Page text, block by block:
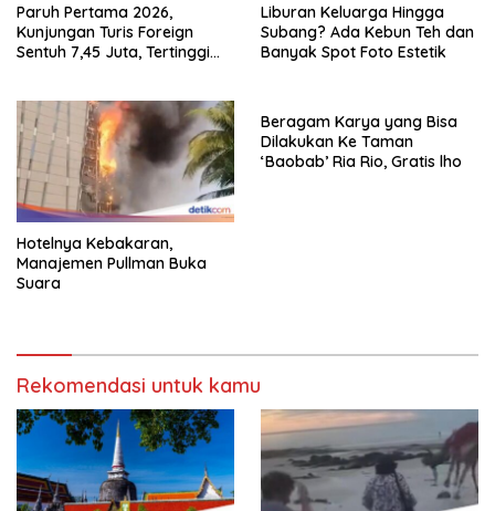
Paruh Pertama 2026,
Kunjungan Turis Foreign
Sentuh 7,45 Juta, Tertinggi
Liburan Keluarga Hingga
Subang? Ada Kebun Teh dan
Banyak Spot Foto Estetik
Hotelnya Kebakaran,
Manajemen Pullman Buka
Suara
Beragam Karya yang Bisa
Dilakukan Ke Taman
‘Baobab’ Ria Rio, Gratis lho
Rekomendasi untuk kamu